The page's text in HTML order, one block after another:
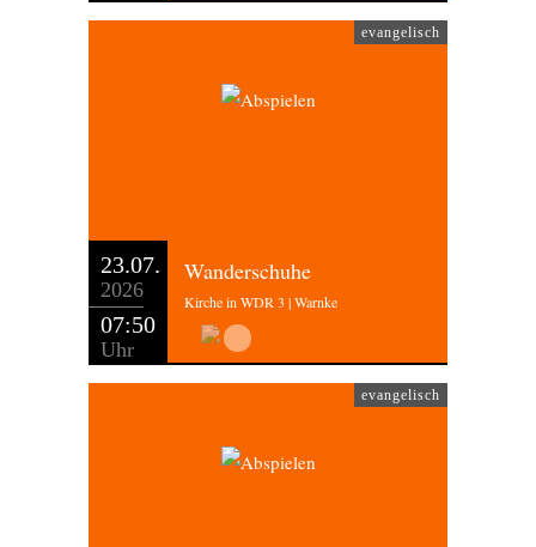
evangelisch
23.07.
2026
07:50
Uhr
Wanderschuhe
Kirche in WDR 3 | Warnke
evangelisch